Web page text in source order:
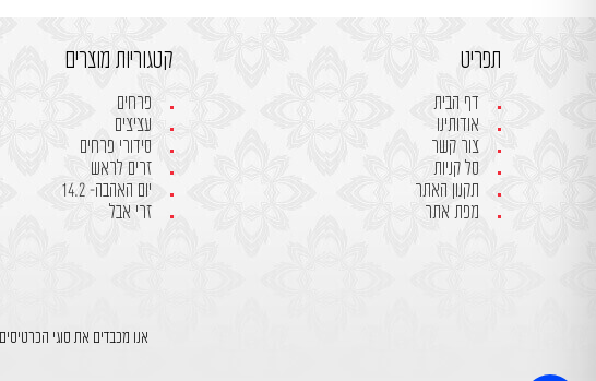
תפריט
דף הבית
אודותינו
צור קשר
סל קניות
תקנון האתר
מפת אתר
קטגוריות מוצרים
פרחים
עציצים
סידורי פרחים
זרים לראש
יום האהבה- 14.2
זרי אבל
אנו מכבדים את סוגי הכרטיסים